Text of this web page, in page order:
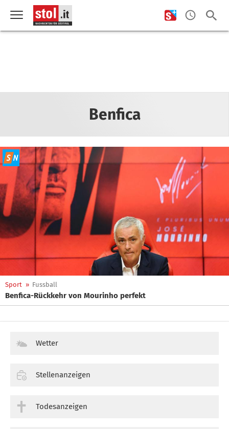
Benfica
Sport » Fussball
Benfica-Rückkehr von Mourinho perfekt
Wetter
Stellenanzeigen
Todesanzeigen